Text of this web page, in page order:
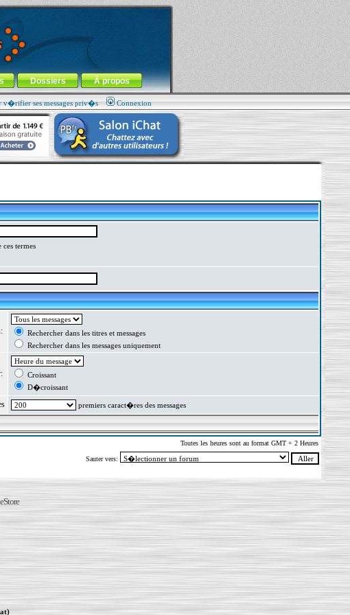
Dossiers À propos
v�rifier ses messages priv�s Connexion
termes
Rechercher dans les titres et messages
Rechercher dans les messages uniquement
Croissant
D�croissant
premiers caract�res des messages
Toutes les heures sont au format GMT + 2 Heures
Sauter vers: